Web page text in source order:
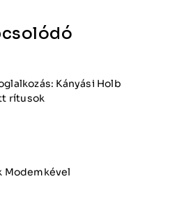
Kányási Holb
rítusok
Modemkével